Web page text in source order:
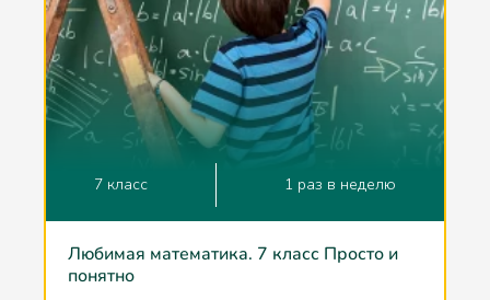
Любимая математика. 7 класс Просто и
понятно
7 класс 1 раз в неделю